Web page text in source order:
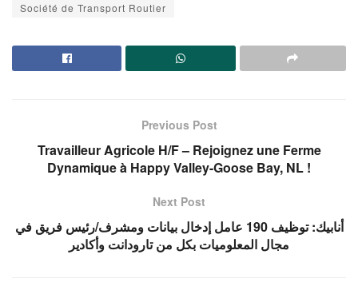
Société de Transport Routier
Previous Post
Travailleur Agricole H/F – Rejoignez une Ferme
Dynamique à Happy Valley-Goose Bay, NL !
Next Post
أنابيك: توظيف 190 عامل إدخال بيانات ومشرف/رئيس فريق في
مجال المعلوميات بكل من تارودانت وأكادير